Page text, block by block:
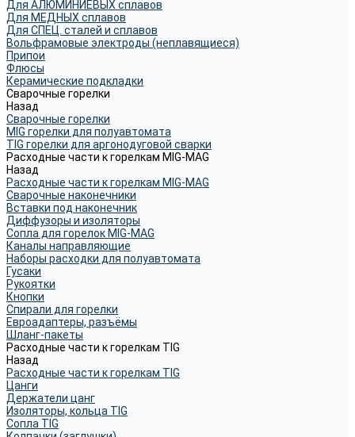
Для АЛЮМИНИЕВЫХ сплавов
Для МЕДНЫХ сплавов
Для СПЕЦ. сталей и сплавов
Вольфрамовые электроды (неплавящиеся)
Припои
Флюсы
Керамические подкладки
Сварочные горелки
Назад
Сварочные горелки
MIG горелки для полуавтомата
TIG горелки для аргонодуговой сварки
Расходные части к горелкам MIG-MAG
Назад
Расходные части к горелкам MIG-MAG
Сварочные наконечники
Вставки под наконечник
Диффузоры и изоляторы
Сопла для горелок MIG-MAG
Каналы направляющие
Наборы расходки для полуавтомата
Гусаки
Рукоятки
Кнопки
Спирали для горелки
Евроадаптеры, разъёмы
Шланг-пакеты
Расходные части к горелкам TIG
Назад
Расходные части к горелкам TIG
Цанги
Держатели цанг
Изоляторы, кольца TIG
Сопла TIG